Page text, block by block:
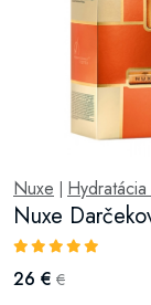
Nuxe
Nuxe
26 € €